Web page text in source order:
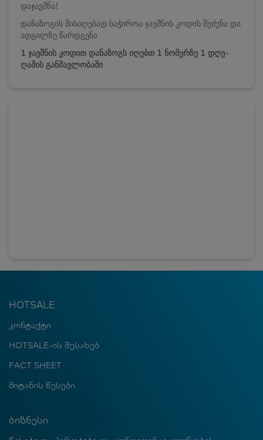
დაჯავშნა!
დანაზოგის მისაღებად საჭიროა ჯავშნის კოდის შეძენა და
ადგილზე წარდგენა
1 ჯავშნის კოდით დანაზოგს იღებთ 1 ნომერზე 1 დღე-
ღამის განმავლობაში
HOTSALE
კონტაქტი
HOTSALE-ის შესახებ
FACT SHEET
მიტანის წესები
ბიზნესი